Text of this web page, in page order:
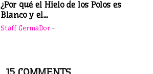
¿Por qué el Hielo de los Polos es
Blanco y el...
Staff GermaDor -